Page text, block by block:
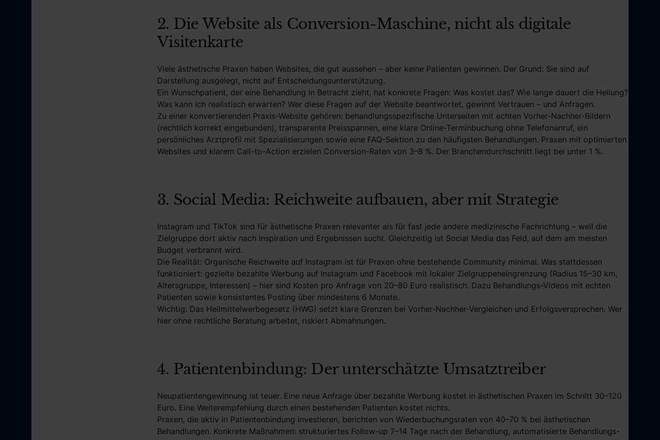
2. Die Website als Conversion-Maschine, nicht als digitale
Visitenkarte
Viele ästhetische Praxen haben Websites, die gut aussehen – aber keine Patienten gewinnen. Der Grund: Sie sind auf
Darstellung ausgelegt, nicht auf Entscheidungsunterstützung.
Ein Wunschpatient, der eine Behandlung in Betracht zieht, hat konkrete Fragen: Was kostet das? Wie lange dauert die Heilung?
Was kann ich realistisch erwarten? Wer diese Fragen auf der Website beantwortet, gewinnt Vertrauen – und Anfragen.
Zu einer konvertierenden Praxis-Website gehören: behandlungsspezifische Unterseiten mit echten Vorher-Nachher-Bildern
(rechtlich korrekt eingebunden), transparente Preisspannen, eine klare Online-Terminbuchung ohne Telefonanruf, ein
persönliches Arztprofil mit Spezialisierungen sowie eine FAQ-Sektion zu den häufigsten Behandlungen. Praxen mit optimierten
Websites und klarem Call-to-Action erzielen Conversion-Raten von 3–8 %. Der Branchendurchschnitt liegt bei unter 1 %.
3. Social Media: Reichweite aufbauen, aber mit Strategie
Instagram und TikTok sind für ästhetische Praxen relevanter als für fast jede andere medizinische Fachrichtung – weil die
Zielgruppe dort aktiv nach Inspiration und Ergebnissen sucht. Gleichzeitig ist Social Media das Feld, auf dem am meisten
Budget verbrannt wird.
Die Realität: Organische Reichweite auf Instagram ist für Praxen ohne bestehende Community minimal. Was stattdessen
funktioniert: gezielte bezahlte Werbung auf Instagram und Facebook mit lokaler Zielgruppeneingrenzung (Radius 15–30 km,
Altersgruppe, Interessen) – hier sind Kosten pro Anfrage von 20–80 Euro realistisch. Dazu Behandlungs-Videos mit echten
Patienten sowie konsistentes Posting über mindestens 6 Monate.
Wichtig: Das Heilmittelwerbegesetz (HWG) setzt klare Grenzen bei Vorher-Nachher-Vergleichen und Erfolgsversprechen. Wer
hier ohne rechtliche Beratung arbeitet, riskiert Abmahnungen.
4. Patientenbindung: Der unterschätzte Umsatztreiber
Neupatientengewinnung ist teuer. Eine neue Anfrage über bezahlte Werbung kostet in ästhetischen Praxen im Schnitt 30–120
Euro. Eine Weiterempfehlung durch einen bestehenden Patienten kostet nichts.
Praxen, die aktiv in Patientenbindung investieren, berichten von Wiederbuchungsraten von 40–70 % bei ästhetischen
Behandlungen. Konkrete Maßnahmen: strukturiertes Follow-up 7–14 Tage nach der Behandlung, automatisierte Behandlungs-